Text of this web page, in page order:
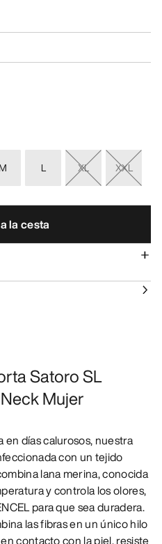
M L XL
XXL
la cesta
Satoro SL
Mujer
días calurosos, nuestra
con un tejido
lana merina, conocida
y controla los olores,
para que sea duradera.
las fibras en un único hilo